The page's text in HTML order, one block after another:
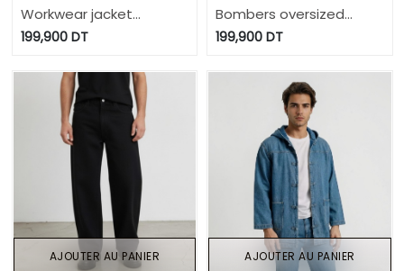
Workwear jacket
homme en jeans-WAEL
199,900DT
Bombers oversized
unisexe à capuche
199,900 DT
AJOUTER AU PANIER AJOUTER AU PANIER